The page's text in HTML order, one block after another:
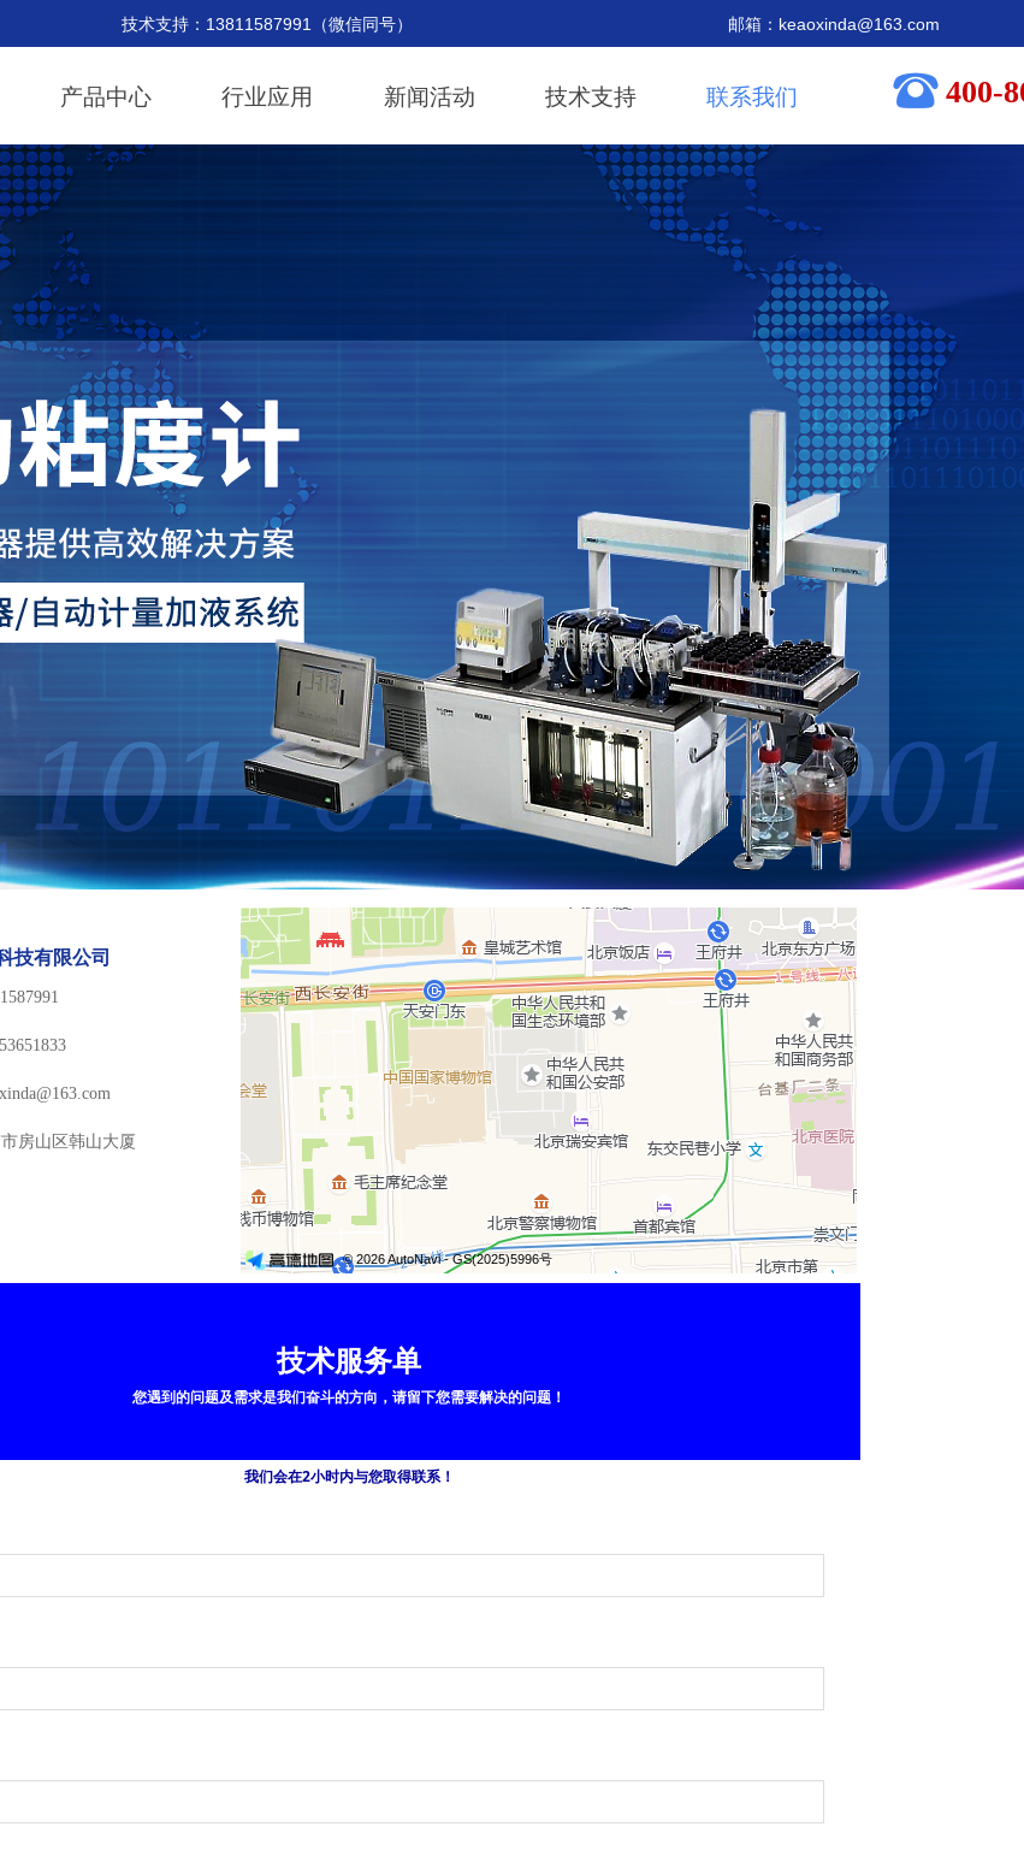
产品中心 行业应用 新闻活动 技术支持 联系我们 400-
뀰
13811587991（微信同号） 邮箱：keaoxinda@163.com
技有限公司
房山区韩山大厦
技术服务单
您遇到的问题及需求是我们奋斗的方向，请留下您需要解决的问题！
我们会在2小时内与您取得联系！